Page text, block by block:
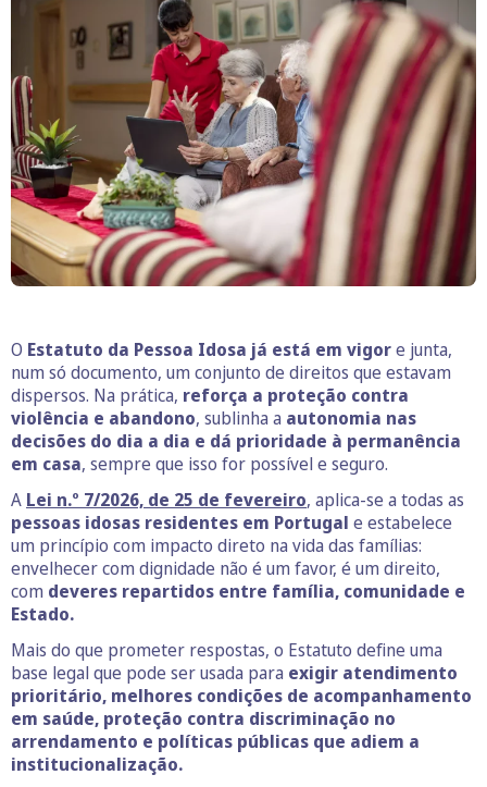
O Estatuto da Pessoa Idosa já está em vigore junta,
num só documento, um conjunto de direitos que estavam
dispersos. Na prática, reforça a proteção contra
violência e abandono, sublinha a autonomia nas
decisões do dia a dia e dá prioridade à permanência
em casa, sempre que isso for possível e seguro.
A Lei n.º 7/2026, de 25 de fevereiro, aplica-se a todas as
pessoas idosas residentes em Portugal e estabelece
um princípio com impacto direto na vida das famílias:
envelhecer com dignidade não é um favor, é um direito,
com deveres repartidos entre família, comunidade e
Estado.
Mais do que prometer respostas, o Estatuto define uma
base legal que pode ser usada para exigir atendimento
prioritário, melhores condições de acompanhamento
em saúde, proteção contra discriminação no
arrendamento e políticas públicas que adiem a
institucionalização.